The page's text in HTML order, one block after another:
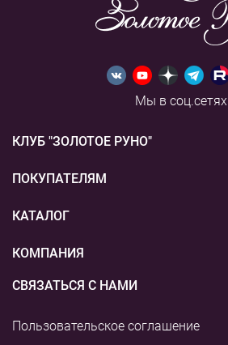
Мы в соц.сетях
КЛУБ "ЗОЛОТОЕ РУНО"
Новости
Акции
ПОКУПАТЕЛЯМ
Бонусная система
Подарочные сертификаты
Способы оплаты
КАТАЛОГ
Вышивка
Пряжа
КОМПАНИЯ
О нас
Наши магазины
СВЯЗАТЬСЯ С НАМИ
Пользовательское соглашение